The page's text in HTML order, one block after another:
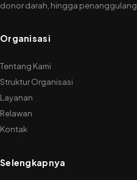
donor darah, hingga
Organisasi
Tentang Kami
Struktur Organisasi
Layanan
Relawan
Kontak
Selengkapnya